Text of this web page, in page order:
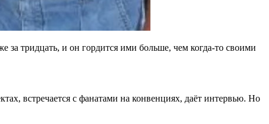
за тридцать, и он гордится ими больше, чем когда-то своими
встречается с фанатами на конвенциях, даёт интервью. Но